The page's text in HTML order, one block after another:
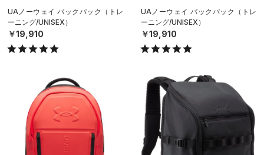
UAノーウェイ バックパック（トレ
ーニング/UNISEX）
￥19,910
UAノーウェイ バックパック（トレ
ーニング/UNISEX）
￥19,910